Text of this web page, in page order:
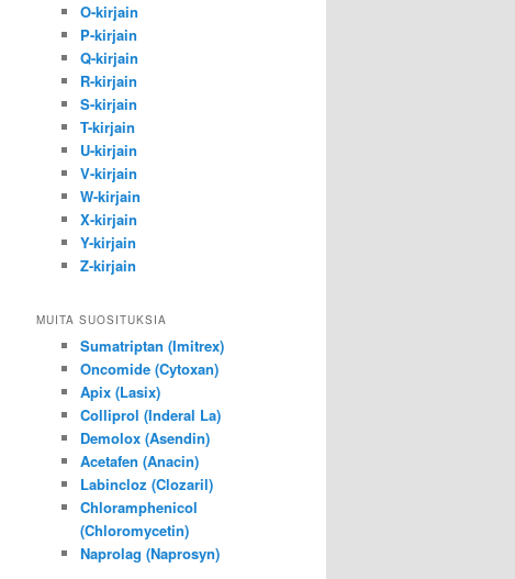
O-kirjain
P-kirjain
Q-kirjain
R-kirjain
S-kirjain
T-kirjain
U-kirjain
V-kirjain
W-kirjain
X-kirjain
Y-kirjain
Z-kirjain
MUITA SUOSITUKSIA
Sumatriptan (Imitrex)
Oncomide (Cytoxan)
Apix (Lasix)
Colliprol (Inderal La)
Demolox (Asendin)
Acetafen (Anacin)
Labincloz (Clozaril)
Chloramphenicol
(Chloromycetin)
Naprolag (Naprosyn)